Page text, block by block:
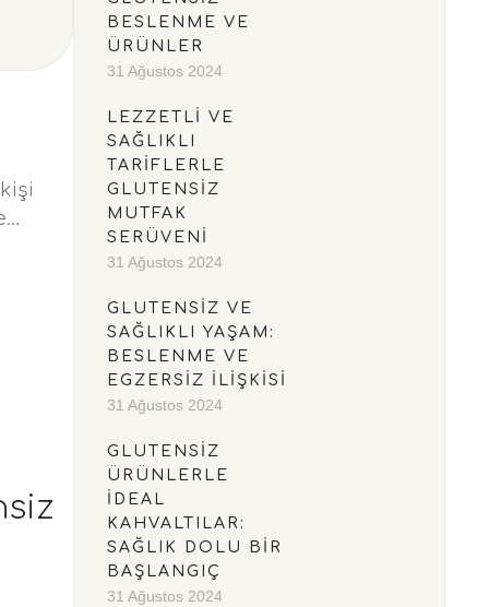
BESLENME VE
ÜRÜNLER
31 Ağustos 2024
LEZZETLI VE
SAĞLIKLI
TARIFLERLE
GLUTENSIZ
MUTFAK
SERÜVENI
31 Ağustos 2024
GLUTENSIZ VE
SAĞLIKLI YAŞAM:
BESLENME VE
EGZERSIZ İLIŞKISI
31 Ağustos 2024
GLUTENSIZ
ÜRÜNLERLE
İDEAL
KAHVALTILAR:
SAĞLIK DOLU BIR
BAŞLANGIÇ
31 Ağustos 2024